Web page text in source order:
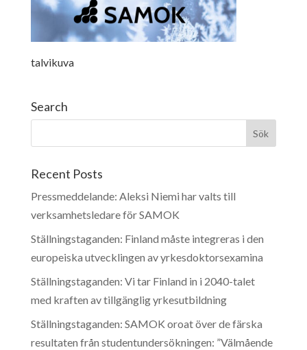
talvikuva
Search
Recent Posts
Pressmeddelande: Aleksi Niemi har valts till
verksamhetsledare för SAMOK
Ställningstaganden: Finland måste integreras i den
europeiska utvecklingen av yrkesdoktorsexamina
Ställningstaganden: Vi tar Finland in i 2040-talet
med kraften av tillgänglig yrkesutbildning
Ställningstaganden: SAMOK oroat över de färska
resultaten från studentundersökningen: ”Välmående